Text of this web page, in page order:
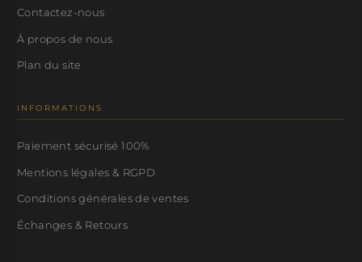
Contactez-nous
À propos de nous
Plan du site
INFORMATIONS
Paiement sécurisé 100%
Mentions légales & RGPD
Conditions générales de ventes
Échanges & Retours